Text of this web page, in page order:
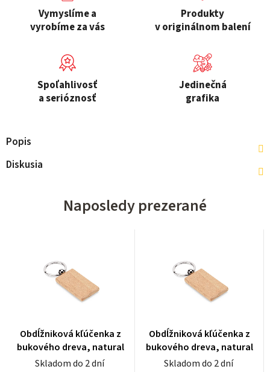
Vymyslíme a
vyrobíme za vás
Produkty
v originálnom balení
Spoľahlivosť
a serióznosť
Jedinečná
grafika
Popis
Diskusia
Naposledy prezerané
Obdĺžniková kľúčenka z
bukového dreva, natural
Skladom do 2 dní
Obdĺžniková kľúčenka z
bukového dreva, natural
Skladom do 2 dní